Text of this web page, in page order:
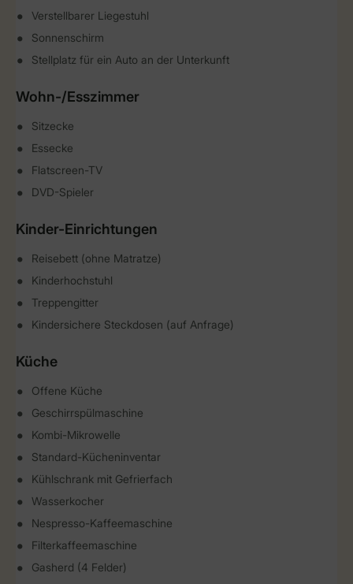
Verstellbarer Liegestuhl
Sonnenschirm
Stellplatz für ein Auto an der Unterkunft
Wohn-/Esszimmer
Sitzecke
Essecke
Flatscreen-TV
DVD-Spieler
Kinder-Einrichtungen
Reisebett (ohne Matratze)
Kinderhochstuhl
Treppengitter
Kindersichere Steckdosen (auf Anfrage)
Küche
Offene Küche
Geschirrspülmaschine
Kombi-Mikrowelle
Standard-Kücheninventar
Kühlschrank mit Gefrierfach
Wasserkocher
Nespresso-Kaffeemaschine
Filterkaffeemaschine
Gasherd (4 Felder)